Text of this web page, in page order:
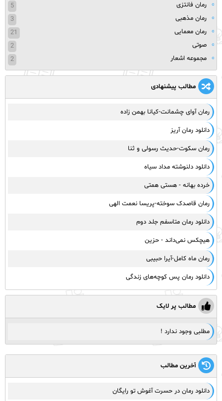
رمان فانتزی
5
رمان مذهبی
3
رمان معمایی
21
صوتی
2
مجموعه اشعار
2
مطالب پیشنهادی
رمان آوای چشمانت-کیانا بهمن زاده
دانلود رمان آریز
رمان سکوت-حدیث رسولی و ثنا
دانلود دلنوشته مداد سیاه
خرده بهانه - هستی همتی
رمان قاصدک سوخته-پریسا نعمت الهی
دانلود رمان متاسفم جلد دوم
هیچکس نمی‌داند - حزین
رمان ماه کامل-آیرا حبیبی
دانلود رمان پس کوچه‌های زندگی
مطالب پر لایک
مطلبی وجود ندارد !
آخرین مطالب
دانلود رمان در حسرت آغوش تو رایگان